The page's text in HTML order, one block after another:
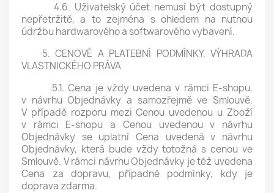
4.6. Uživatelský účet nemusí být dostupný
nepřetržitě, a to zejména s ohledem na nutnou
údržbu hardwarového a softwarového vybavení.
5. CENOVÉ A PLATEBNÍ PODMÍNKY, VÝHRADA
VLASTNICKÉHO PRÁVA
5.1. Cena je vždy uvedena v rámci E-shopu,
v návrhu Objednávky a samozřejmě ve Smlouvě.
V případě rozporu mezi Cenou uvedenou u Zboží
v rámci E-shopu a Cenou uvedenou v návrhu
Objednávky se uplatní Cena uvedená v návrhu
Objednávky, která bude vždy totožná s cenou ve
Smlouvě. V rámci návrhu Objednávky je též uvedena
Cena za dopravu, případně podmínky, kdy je
doprava zdarma.